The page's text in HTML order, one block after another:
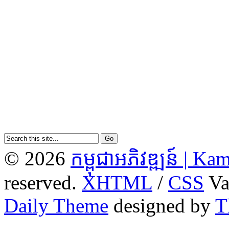
© 2026 កម្ពុជាអភិវឌ្ឍន៍ |
reserved. XHTML / CSS
Daily Theme designed by